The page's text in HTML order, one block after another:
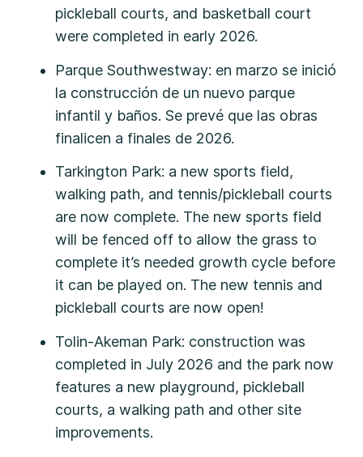
pickleball courts, and basketball court
were completed in early 2026.
Parque Southwestway: en marzo se inició
la construcción de un nuevo parque
infantil y baños. Se prevé que las obras
finalicen a finales de 2026.
Tarkington Park: a new sports field,
walking path, and tennis/pickleball courts
are now complete. The new sports field
will be fenced off to allow the grass to
complete it’s needed growth cycle before
it can be played on. The new tennis and
pickleball courts are now open!
Tolin-Akeman Park: construction was
completed in July 2026 and the park now
features a new playground, pickleball
courts, a walking path and other site
improvements.